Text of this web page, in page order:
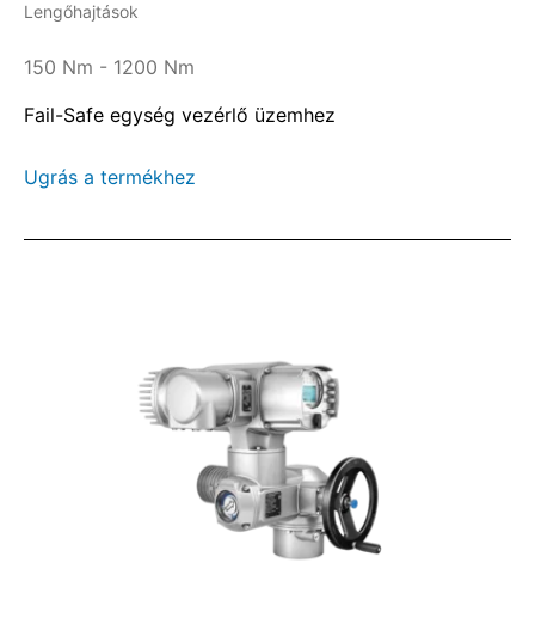
Lengőhajtások
150 Nm - 1200 Nm
Fail-Safe egység vezérlő üzemhez
Ugrás a termékhez